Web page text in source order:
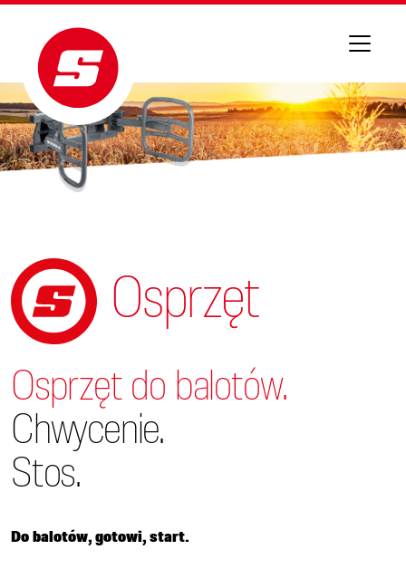
Osprzęt
Osprzęt do balotów.
Chwycenie.
Stos.
Do balotów, gotowi, start.